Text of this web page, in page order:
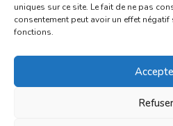
uniques sur ce site. Le fait de ne pas
consentement peut avoir un effet
fonctions.
Refuser
Le 17 août :
Charignon-Dumas
du 17 au 21
Palobart (Laguépie)
du 21 au 28 août :